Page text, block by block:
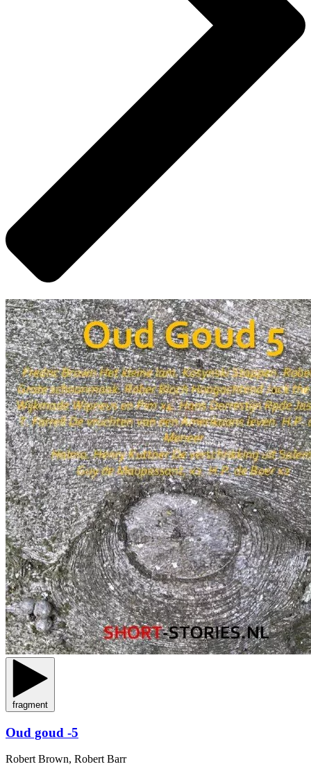
fragment
Oud goud -5
Robert Brown, Robert Barr